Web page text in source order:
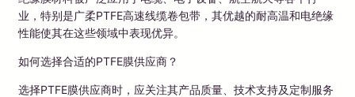
业，特别是广柔PTFE高速线缆卷包带，其优越的耐高温和电绝缘
性能使其在这些领域中表现优异。
如何选择合适的PTFE膜供应商？
选择PTFE膜供应商时，应关注其产品质量、技术支持及定制服务